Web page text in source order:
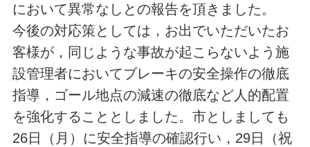
において異常なしとの報告を頂きました。
今後の対応策としては，お出でいただいたお
客様が，同じような事故が起こらないよう施
設管理者においてブレーキの安全操作の徹底
指導，ゴール地点の減速の徹底など人的配置
を強化することとしました。市としましても
26日（月）に安全指導の確認行い，29日（祝